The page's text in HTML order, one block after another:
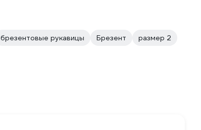
брезентовые рукавицы Брезент
размер 2